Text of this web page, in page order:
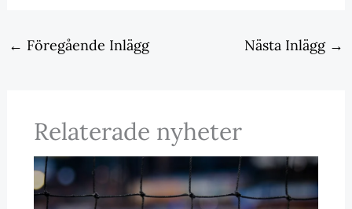
← Föregående Inlägg Nästa Inlägg →
Relaterade nyheter